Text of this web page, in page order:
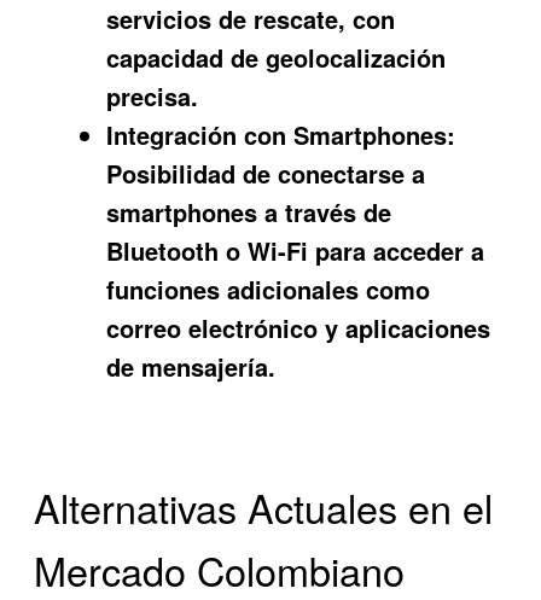
servicios de rescate, con
capacidad de geolocalización
precisa.
Integración con Smartphones:
Posibilidad de conectarse a
smartphones a través de
Bluetooth o Wi-Fi para acceder a
funciones adicionales como
correo electrónico y aplicaciones
de mensajería.
Alternativas Actuales en el
Mercado Colombiano